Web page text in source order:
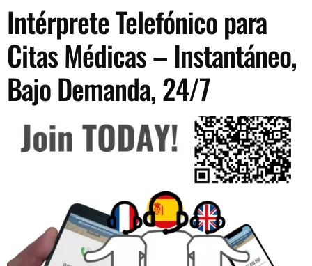
Intérprete Telefónico para
Citas Médicas – Instantáneo,
Bajo Demanda, 24/7